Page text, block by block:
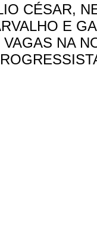
CÉSAR,
E
NA